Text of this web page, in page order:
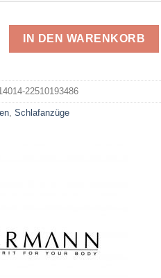
22510193486 Menge
IN DEN WARENKORB
22510193486
,Schlafanzüge